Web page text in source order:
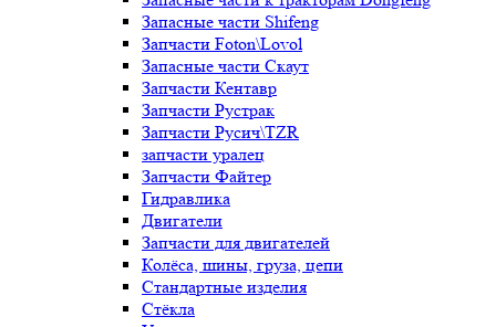
Запасные части Shifeng
Запчасти Foton\Lovol
Запасные части Скаут
Запчасти Кентавр
Запчасти Рустрак
Запчасти Русич\TZR
запчасти уралец
Запчасти Файтер
Гидравлика
Двигатели
Запчасти для двигателей
Колёса, шины, груза, цепи
Стандартные изделия
Стёкла